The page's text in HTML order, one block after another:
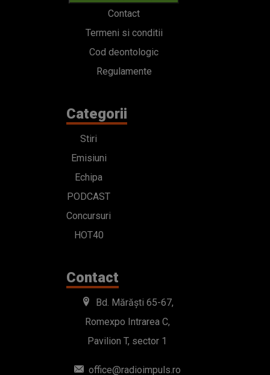
Contact
Termeni si conditii
Cod deontologic
Regulamente
Categorii
Stiri
Emisiuni
Echipa
PODCAST
Concursuri
HOT40
Contact
Bd. Mărăști 65-67,
Romexpo Intrarea C,
Pavilion T, sector 1
office@radioimpuls.ro